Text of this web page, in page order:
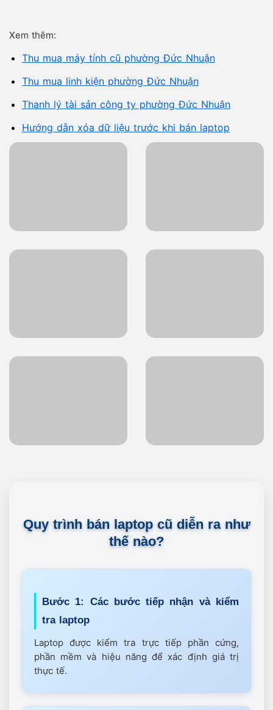
Xem thêm:
Thu mua máy tính cũ phường Đức Nhuận
Thu mua linh kiện phường Đức Nhuận
Thanh lý tài sản công ty phường Đức Nhuận
Hướng dẫn xóa dữ liệu trước khi bán laptop
Quy trình bán laptop cũ diễn ra như
thế nào?
Bước 1: Các bước tiếp nhận và kiểm
tra laptop
Laptop được kiểm tra trực tiếp phần cứng,
phần mềm và hiệu năng để xác định giá trị
thực tế.